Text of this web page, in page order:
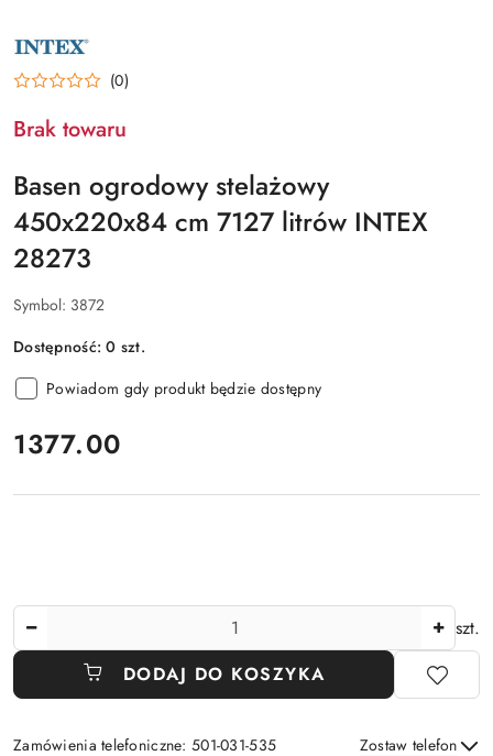
NAZWA
PRODUCENTA:
INTEX (0)
Brak towaru
Basen ogrodowy stelażowy
450x220x84 cm 7127 litrów INTEX
28273
Symbol: 3872
Dostępność:0 szt.
Powiadom gdy produkt będzie dostępny
cena:
1377.00
szt.
DODAJ DO KOSZYKA
Zamówienia telefoniczne: 501-031-535 Zostaw telefon